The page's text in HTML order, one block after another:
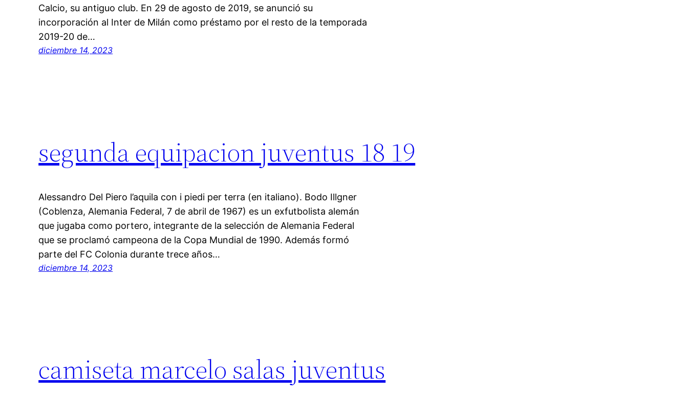
Calcio, su antiguo club. En 29 de agosto de 2019, se anunció su
incorporación al Inter de Milán como préstamo por el resto de la temporada
2019-20 de…
diciembre 14, 2023
segunda equipacion juventus 18 19
Alessandro Del Piero l’aquila con i piedi per terra (en italiano). Bodo Illgner
(Coblenza, Alemania Federal, 7 de abril de 1967) es un exfutbolista alemán
que jugaba como portero, integrante de la selección de Alemania Federal
que se proclamó campeona de la Copa Mundial de 1990. Además formó
parte del FC Colonia durante trece años…
diciembre 14, 2023
camiseta marcelo salas juventus